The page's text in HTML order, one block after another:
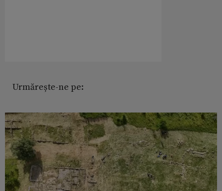
Urmărește-ne pe: